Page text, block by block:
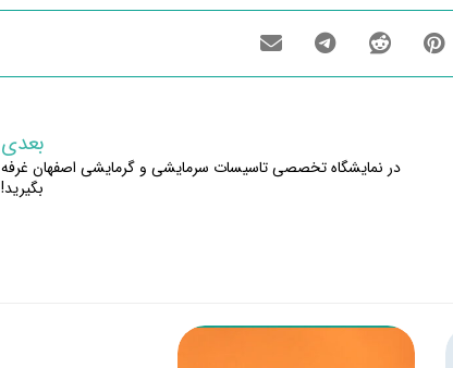
بعدی
در نمایشگاه تخصصی تاسیسات سرمایشی و گرمایشی اصفهان غرفه
بگیرید!